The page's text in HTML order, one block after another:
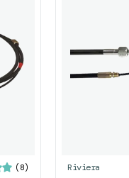
(8) Riviera